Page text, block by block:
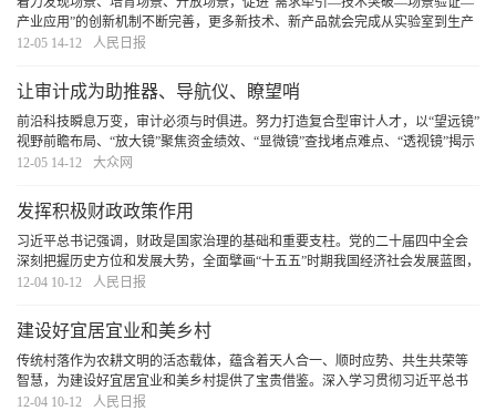
产业应用”的创新机制不断完善，更多新技术、新产品就会完成从实验室到生产
线的“关键一跃”，从而加快培育新质生产力，为推进中国式现代化注入强劲动
12-05 14-12 人民日报
让审计成为助推器、导航仪、瞭望哨
前沿科技瞬息万变，审计必须与时俱进。努力打造复合型审计人才，以“望远镜”
视野前瞻布局、“放大镜”聚焦资金绩效、“显微镜”查找堵点难点、“透视镜”揭示
深层问题，定能在加快培育新质生产力、塑造发展新动能新优势方面展现更大
12-05 14-12 大众网
发挥积极财政政策作用
习近平总书记强调，财政是国家治理的基础和重要支柱。党的二十届四中全会
深刻把握历史方位和发展大势，全面擘画“十五五”时期我国经济社会发展蓝图，
对发挥积极财政政策作用提出明确要求。我们要以改革的思维、创新的精神，
12-04 10-12 人民日报
建设好宜居宜业和美乡村
传统村落作为农耕文明的活态载体，蕴含着天人合一、顺时应势、共生共荣等
智慧，为建设好宜居宜业和美乡村提供了宝贵借鉴。深入学习贯彻习近平总书
记重要讲话精神，认真学习贯彻党的二十届四中全会精神，要挖掘传统村落生
12-04 10-12 人民日报